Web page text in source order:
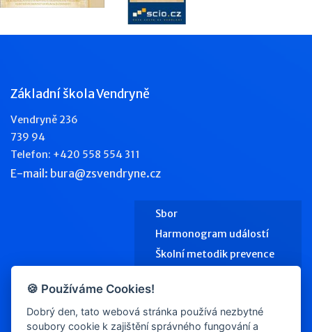
Základní škola Vendryně
Vendryně 236
739 94
Telefon: +420 558 554 311
E-mail: bura@zsvendryne.cz
Sbor
Harmonogram událostí
Školní metodik prevence
Kontakty
🍪 Používáme Cookies!
Dobrý den, tato webová stránka používá nezbytné
soubory cookie k zajištění správného fungování a